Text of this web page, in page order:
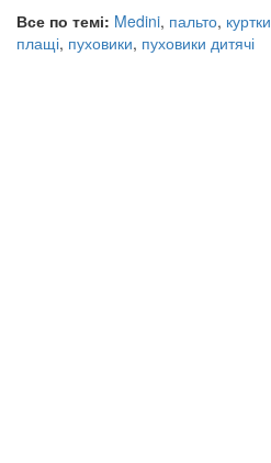
Все по темі: Medini, пальто, куртки
плащі, пуховики, пуховики дитячі